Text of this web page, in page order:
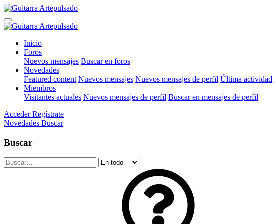
Inicio
Foros
Nuevos mensajes Buscar en foros
Novedades
Featured content Nuevos mensajes Nuevos mensajes de perfil Última actividad
Miembros
Visitantes actuales Nuevos mensajes de perfil Buscar en mensajes de perfil
Acceder Regístrate
Novedades Buscar
Buscar